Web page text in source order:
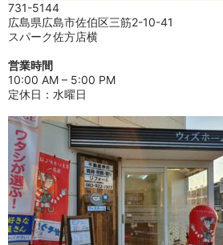
731-5144
広島県広島市佐伯区三筋2-10-41
スパーク佐方店横
営業時間
10:00 AM – 5:00 PM
定休日：水曜日